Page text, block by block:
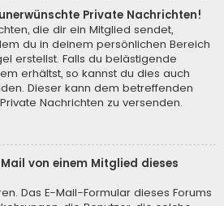
Private Nachrichten!
die dir ein Mitglied sendet,
du in deinem persönlichen Bereich
erstellst. Falls du belästigende
erhältst, so kannst du dies auch
Dieser kann dem betreffenden
Nachrichten zu versenden.
von einem Mitglied dieses
Das E-Mail-Formular dieses Forums